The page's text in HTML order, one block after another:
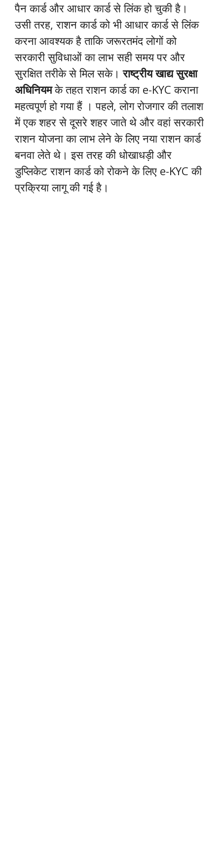
पैन कार्ड और आधार कार्ड से लिंक हो चुकी है।
उसी तरह, राशन कार्ड को भी आधार कार्ड से लिंक
करना आवश्यक है ताकि जरूरतमंद लोगों को
सरकारी सुविधाओं का लाभ सही समय पर और
सुरक्षित तरीके से मिल सके।राष्ट्रीय खाद्य सुरक्षा
अधिनियमके तहत राशन कार्ड का e-KYC कराना
महत्वपूर्ण हो गया हैं । पहले, लोग रोजगार की तलाश
में एक शहर से दूसरे शहर जाते थे और वहां सरकारी
राशन योजना का लाभ लेने के लिए नया राशन कार्ड
बनवा लेते थे। इस तरह की धोखाधड़ी और
डुप्लिकेट राशन कार्ड को रोकने के लिए e-KYC की
प्रक्रिया लागू की गई है।